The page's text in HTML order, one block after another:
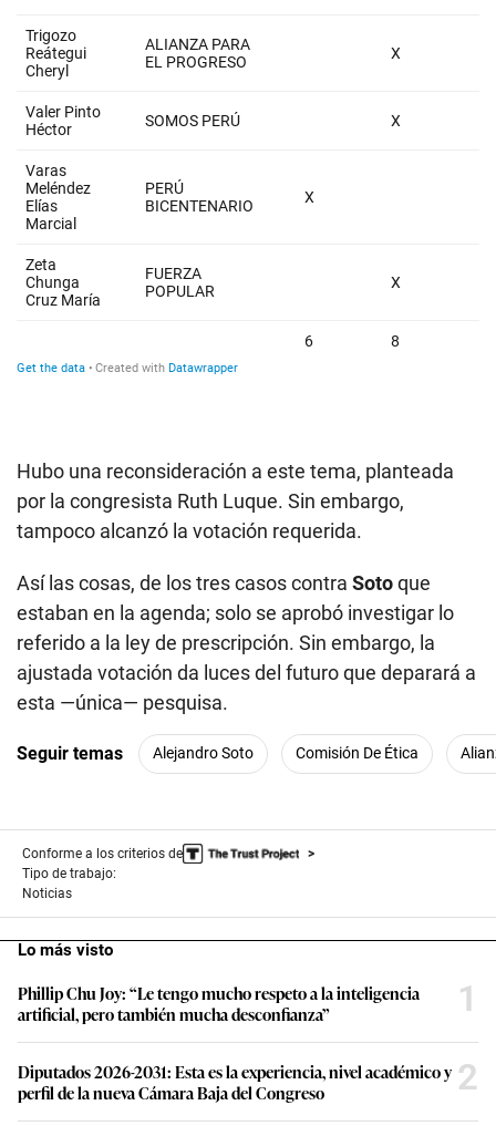
Hubo una reconsideración a este tema, planteada
por la congresista Ruth Luque. Sin embargo,
tampoco alcanzó la votación requerida.
Así las cosas, de los tres casos contra Sotoque
estaban en la agenda; solo se aprobó investigar lo
referido a la ley de prescripción. Sin embargo, la
ajustada votación da luces del futuro que deparará a
esta —única— pesquisa.
Seguir temas Alejandro Soto Comisión De Ética
Conforme a los criterios de
Tipo de trabajo:
Noticias
Lo más visto
Phillip Chu Joy: “Le tengo mucho respeto a la inteligencia
artificial, pero también mucha desconfianza”
1
Diputados 2026-2031: Esta es la experiencia, nivel académico y
perfil de la nueva Cámara Baja del Congreso
2